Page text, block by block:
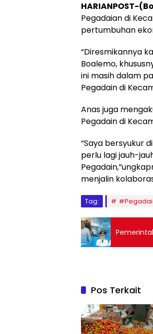
HARIANPOST-
Pegadaian di
pertumbuhan
“Diresmikannya
Boalemo,
ini masih dalam
Pegadain di
Anas juga
Pegadain di
“Saya bersyukur
perlu lagi jauh-
menjalin
Tag:
Pos Terkait